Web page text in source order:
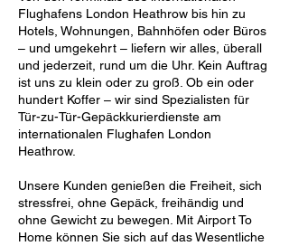
Flughafens London Heathrow bis hin zu
Hotels, Wohnungen, Bahnhöfen oder Büros
– und umgekehrt – liefern wir alles, überall
und jederzeit, rund um die Uhr. Kein Auftrag
ist uns zu klein oder zu groß. Ob ein oder
hundert Koffer – wir sind Spezialisten für
Tür-zu-Tür-Gepäckkurierdienste am
internationalen Flughafen London
Heathrow.
Unsere Kunden genießen die Freiheit, sich
stressfrei, ohne Gepäck, freihändig und
ohne Gewicht zu bewegen. Mit Airport To
Home können Sie sich auf das Wesentliche